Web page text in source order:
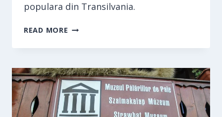
populara din Transilvania.
READ MORE CERAMICA
DIN